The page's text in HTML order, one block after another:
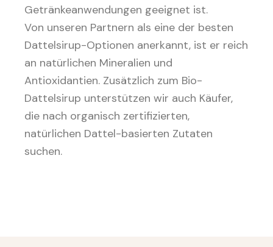
Getränkeanwendungen geeignet ist.
Von unseren Partnern als eine der besten
Dattelsirup-Optionen anerkannt, ist er reich
an natürlichen Mineralien und
Antioxidantien. Zusätzlich zum Bio-
Dattelsirup unterstützen wir auch Käufer,
die nach organisch zertifizierten,
natürlichen Dattel-basierten Zutaten
suchen.